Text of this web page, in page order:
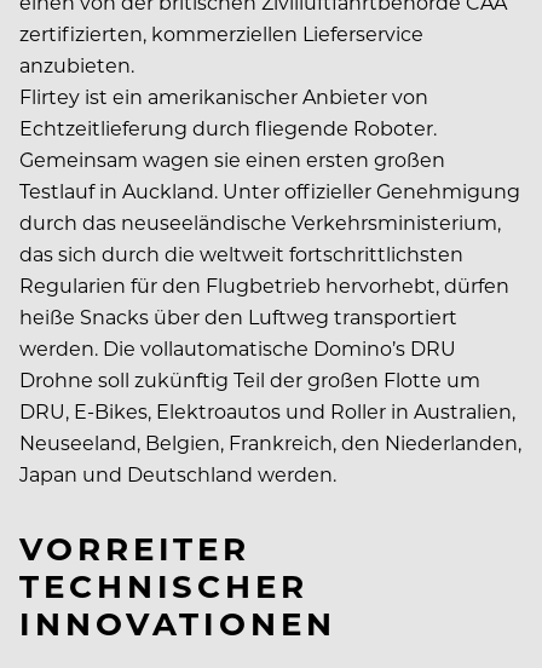
zertifizierten, kommerziellen Lieferservice
anzubieten.
Flirtey ist ein amerikanischer Anbieter von
Echtzeitlieferung durch fliegende Roboter.
Gemeinsam wagen sie einen ersten großen
Testlauf in Auckland. Unter offizieller Genehmigung
durch das neuseeländische Verkehrsministerium,
das sich durch die weltweit fortschrittlichsten
Regularien für den Flugbetrieb hervorhebt, dürfen
heiße Snacks über den Luftweg transportiert
werden. Die vollautomatische Domino’s DRU
Drohne soll zukünftig Teil der großen Flotte um
DRU, E-Bikes, Elektroautos und Roller in Australien,
Neuseeland, Belgien, Frankreich, den Niederlanden,
Japan und Deutschland werden.
VORREITER
TECHNISCHER
INNOVATIONEN